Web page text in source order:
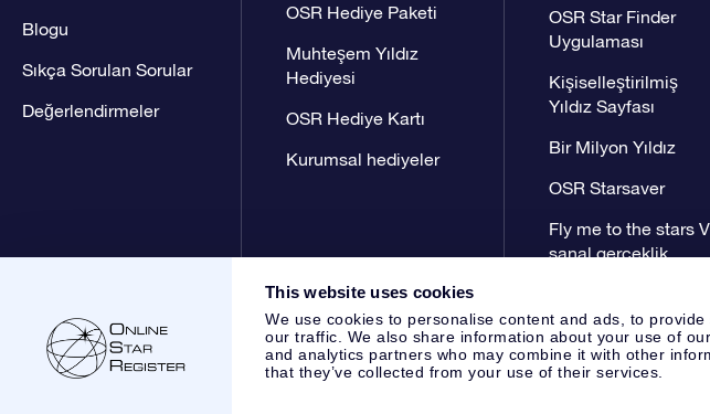
This website uses cookies
We use cookies to personalise content and ads, to
our traffic. We also share information about your use of
and analytics partners who may combine it with other
that they’ve collected from your use of their services.
Blogu
Sıkça Sorulan Sorular
Değerlendirmeler
OSR Hediye Paketi
Muhteşem Yıldız
Hediyesi
OSR Hediye Kartı
Kurumsal hediyeler
OSR Star Finder
Uygulaması
Kişiselleştirilmiş
Yıldız Sayfası
Bir Milyon Yıldız
OSR Starsaver
Fly me to the stars
sanal gerçeklik